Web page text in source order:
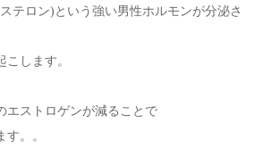
テロン)という強い男性ホルモンが分泌さ
します。
エストロゲンが減ることで
。。